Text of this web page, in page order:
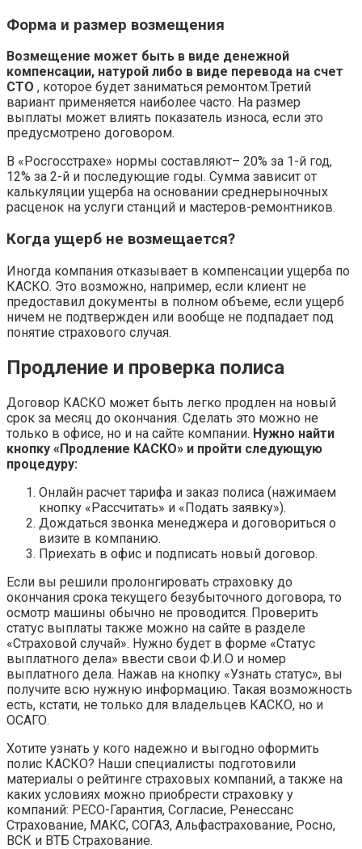
Форма и размер возмещения
Возмещение может быть в виде денежной
компенсации, натурой либо в виде перевода на счет
СТО , которое будет заниматься ремонтом.Третий
вариант применяется наиболее часто. На размер
выплаты может влиять показатель износа, если это
предусмотрено договором.
В «Росгосстрахе» нормы составляют– 20% за 1-й год,
12% за 2-й и последующие годы. Сумма зависит от
калькуляции ущерба на основании среднерыночных
расценок на услуги станций и мастеров-ремонтников.
Когда ущерб не возмещается?
Иногда компания отказывает в компенсации ущерба по
КАСКО. Это возможно, например, если клиент не
предоставил документы в полном объеме, если ущерб
ничем не подтвержден или вообще не подпадает под
понятие страхового случая.
Продление и проверка полиса
Договор КАСКО может быть легко продлен на новый
срок за месяц до окончания. Сделать это можно не
только в офисе, но и на сайте компании. Нужно найти
кнопку «Продление КАСКО» и пройти следующую
процедуру:
Онлайн расчет тарифа и заказ полиса (нажимаем
кнопку «Рассчитать» и «Подать заявку»).
Дождаться звонка менеджера и договориться о
визите в компанию.
Приехать в офис и подписать новый договор.
Если вы решили пролонгировать страховку до
окончания срока текущего безубыточного договора, то
осмотр машины обычно не проводится. Проверить
статус выплаты также можно на сайте в разделе
«Страховой случай». Нужно будет в форме «Статус
выплатного дела» ввести свои Ф.И.О и номер
выплатного дела. Нажав на кнопку «Узнать статус», вы
получите всю нужную информацию. Такая возможность
есть, кстати, не только для владельцев КАСКО, но и
ОСАГО.
Хотите узнать у кого надежно и выгодно оформить
полис КАСКО? Наши специалисты подготовили
материалы о рейтинге страховых компаний, а также на
каких условиях можно приобрести страховку у
компаний: РЕСО-Гарантия, Согласие, Ренессанс
Страхование, МАКС, СОГАЗ, Альфастрахование, Росно,
ВСК и ВТБ Страхование.